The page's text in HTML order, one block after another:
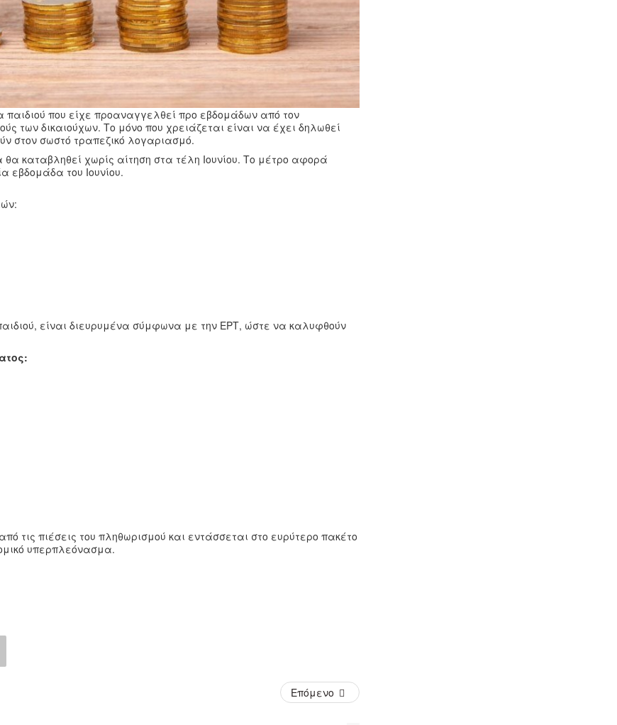
παιδιού που είχε προαναγγελθεί προ εβδομάδων από τον
δικαιούχων. Το μόνο που χρειάζεται είναι να έχει δηλωθεί
στον σωστό τραπεζικό λογαριασμό.
καταβληθεί χωρίς αίτηση στα τέλη Ιουνίου. Το μέτρο αφορά
εβδομάδα του Ιουνίου.
είναι διευρυμένα σύμφωνα με την ΕΡΤ, ώστε να καλυφθούν
τις πιέσεις του πληθωρισμού και εντάσσεται στο ευρύτερο πακέτο
υπερπλεόνασμα.
Επόμενο